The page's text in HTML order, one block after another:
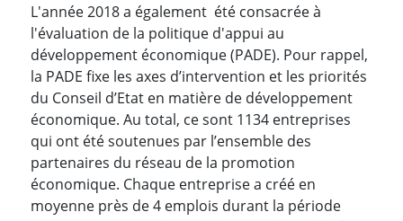
L'année 2018 a également été consacrée à
l'évaluation de la politique d'appui au
développement économique (PADE). Pour rappel,
la PADE fixe les axes d’intervention et les priorités
du Conseil d’Etat en matière de développement
économique. Au total, ce sont 1134 entreprises
qui ont été soutenues par l’ensemble des
partenaires du réseau de la promotion
économique. Chaque entreprise a créé en
moyenne près de 4 emplois durant la période